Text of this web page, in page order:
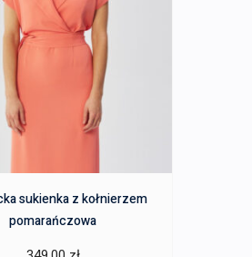
sukienka z kołnierzem
pomarańczowa